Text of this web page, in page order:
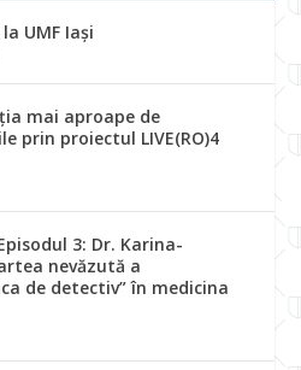
UMF Iași
mai aproape de
prin proiectul LIVE(RO)4
3: Dr. Karina-
nevăzută a
de detectiv” în medicina